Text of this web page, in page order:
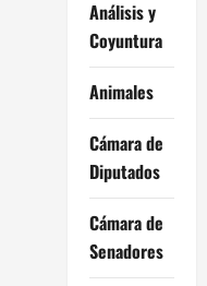
Análisis y
Coyuntura
Animales
Cámara de
Diputados
Cámara de
Senadores